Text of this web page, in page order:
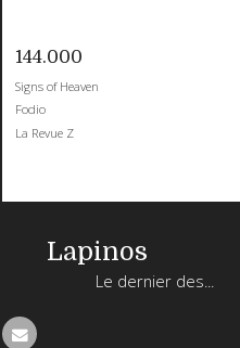
144.000
Signs of Heaven
Fodio
La Revue Z
Lapinos
Le dernier des...